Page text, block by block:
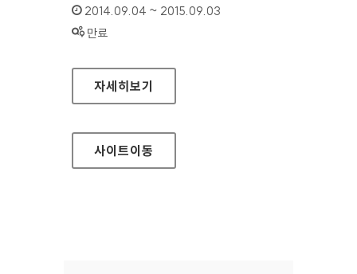
인증기간 :
2014.09.04 ~ 2015.09.03
상태 :
만료
휴먼테크논문대상 홈페이지
자세히보기
사이트이동